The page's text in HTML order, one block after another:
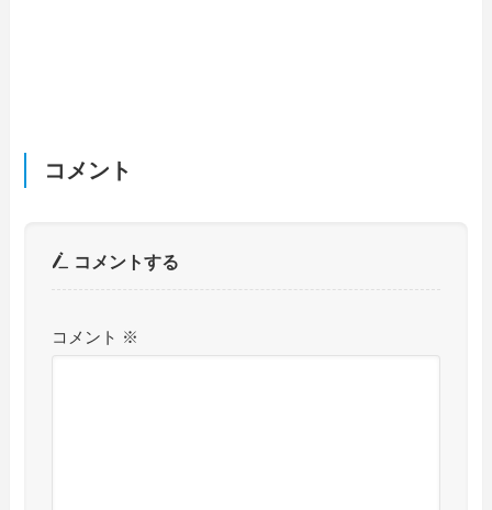
コメント
コメントする
コメント ※